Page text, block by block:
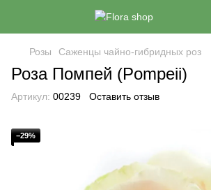
Розы Саженцы чайно-гибридных роз
Роза Помпей (Pompeii)
Артикул: 00239 Оставить отзыв
−29%